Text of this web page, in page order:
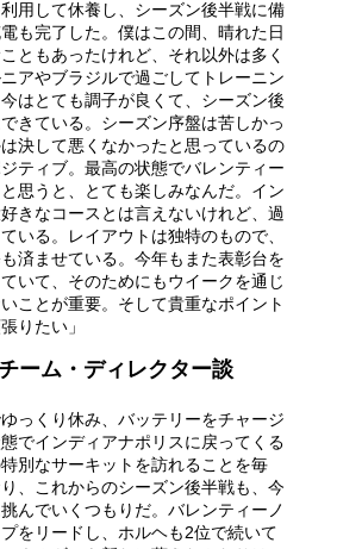
利用して休養し、シーズン後半戦に備
も完了した。僕はこの間、晴れた日
ともあったけれど、それ以外は多く
アやブラジルで過ごしてトレーニン
はとても調子が良くて、シーズン後
きている。シーズン序盤は苦しかっ
決して悪くなかったと思っているの
ティブ。最高の状態でバレンティー
思うと、とても楽しみなんだ。イン
きなコースとは言えないけれど、過
いる。レイアウトは独特のもので、
済ませている。今年もまた表彰台を
いて、そのためにもウイークを通じ
ことが重要。そして貴重なポイント
りたい」
ーム・ディレクター談
ゆっくり休み、バッテリーをチャージ
でインディアナポリスに戻ってくる
別なサーキットを訪れることを毎
、これからのシーズン後半戦も、今
んでいくつもりだ。バレンティーノ
をリードし、ホルヘも2位で続いて